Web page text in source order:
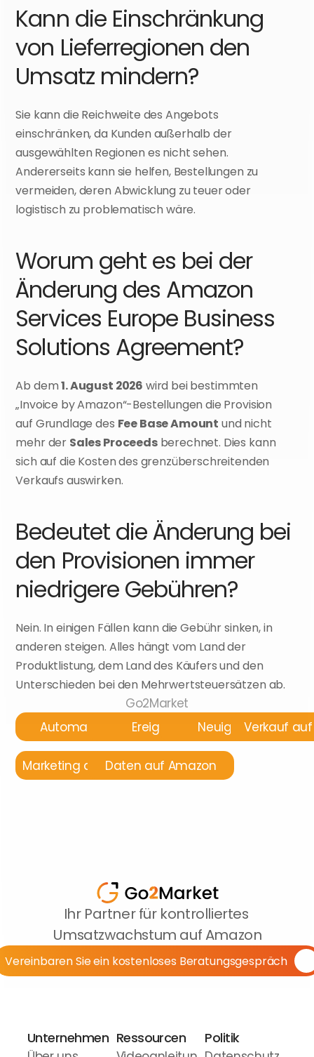
Kann die Einschränkung
von Lieferregionen den
Umsatz mindern?
Sie kann die Reichweite des Angebots
einschränken, da Kunden außerhalb der
ausgewählten Regionen es nicht sehen.
Andererseits kann sie helfen, Bestellungen zu
vermeiden, deren Abwicklung zu teuer oder
logistisch zu problematisch wäre.
Worum geht es bei der
Änderung des Amazon
Services Europe Business
Solutions Agreement?
Ab dem 1. August 2026 wird bei bestimmten
„Invoice by Amazon“-Bestellungen die Provision
auf Grundlage des Fee Base Amount und nicht
mehr der Sales Proceeds berechnet. Dies kann
sich auf die Kosten des grenzüberschreitenden
Verkaufs auswirken.
Bedeutet die Änderung bei
den Provisionen immer
niedrigere Gebühren?
Nein. In einigen Fällen kann die Gebühr sinken, in
anderen steigen. Alles hängt vom Land der
Produktlistung, dem Land des Käufers und den
Unterschieden bei den Mehrwertsteuersätzen ab.
Go2Market
AutomatisierungEreignisse NeuigkeitenVerkauf
Marketing auf AmazonDaten auf Amazon
Ihr Partner für kontrolliertes
Umsatzwachstum auf Amazon
Vereinbaren Sie ein kostenloses Beratungsgespräch
Unternehmen Ressourcen Politik